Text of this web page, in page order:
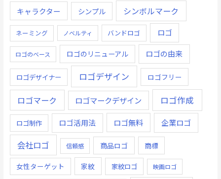
キャラクター シンプル シンボルマーク
ネーミング ノベルティ バンドロゴ ロゴ
ロゴのベース ロゴのリニューアル ロゴの由来
ロゴデザイナー ロゴデザイン ロゴフリー
ロゴマーク ロゴマークデザイン ロゴ作成
ロゴ制作 ロゴ活用法 ロゴ無料 企業ロゴ
会社ロゴ 信頼感 商品ロゴ 商標
女性ターゲット 家紋 家紋ロゴ 映画ロゴ